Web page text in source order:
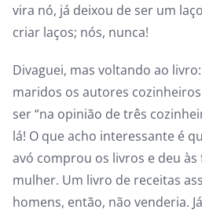
vira nó, já deixou de ser um
criar laços; nós, nunca!
Divaguei, mas voltando ao
maridos os autores
ser “na opinião de três
lá! O que acho interessante é
avó comprou os livros e deu
mulher. Um livro de receitas
homens, então, não venderia.